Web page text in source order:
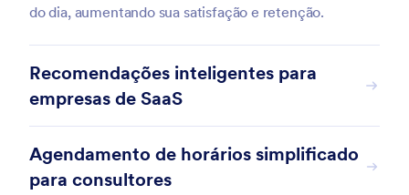
do dia, aumentando sua satisfação e retenção.
Recomendações inteligentes para
empresas de SaaS
Agendamento de horários simplificado
para consultores